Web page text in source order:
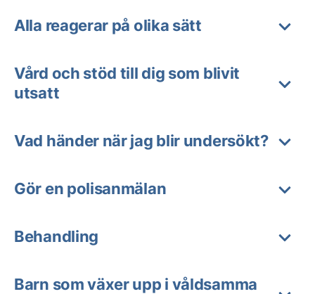
Alla reagerar på olika sätt
Vård och stöd till dig som blivit
utsatt
Vad händer när jag blir undersökt?
Gör en polisanmälan
Behandling
Barn som växer upp i våldsamma